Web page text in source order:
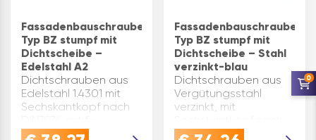
Fassadenbauschraube
Typ BZ stumpf mit
Dichtscheibe –
Edelstahl A2
Dichtschrauben aus
Edelstahl 1.4301 mit
Sechskantkopf nach
aufmontierter
Fassadenbauschraube
Typ BZ stumpf mit
Dichtscheibe – Stahl
verzinkt-blau
Dichtschrauben aus
Vergütungsstahl
verzinkt, mit
DIN7976, mit fix
0